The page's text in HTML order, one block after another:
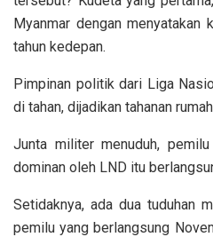
Myanmar dengan
tahun kedepan.
Pimpinan politik dari Liga
di tahan, dijadikan tahanan
Junta militer menuduh,
dominan oleh LND itu
Setidaknya, ada dua tuduhan
pemilu yang berlangsung